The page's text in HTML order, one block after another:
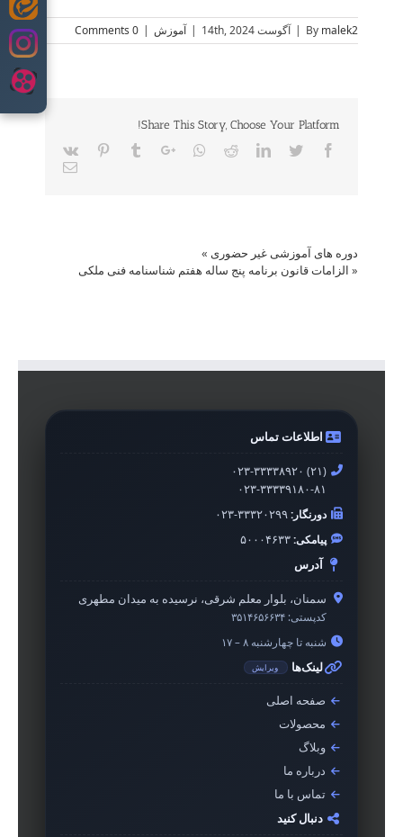
to
content
By malek2
| آگوست 14th, 2024 | آموزش |
0 Comments
Share This Story, Choose Your Platform!
Facebook
Twitter
LinkedIn
Reddit
Whatsapp
Google+
Tumblr
Pinterest
Vk
Email
دوره های آموزشی غیر حضوری »
« الزامات قانون برنامه پنج ساله هفتم شناسنامه فنی ملکی
اطلاعات تماس
۰۲۳-۳۳۳۳۸۹۲۰ (۲۱)
۰۲۳-۳۳۳۳۹۱۸۰-۸۱
دورنگار:۰۲۳-۳۳۳۲۰۲۹۹
پیامکی:۵۰۰۰۴۶۳۳
آدرس
سمنان، بلوار معلم شرقی، نرسیده به میدان مطهری
کدپستی: ۳۵۱۴۶۵۶۶۳۴
شنبه تا چهارشنبه ۸ – ۱۷
لینک‌ها ویرایش
صفحه اصلی
محصولات
وبلاگ
درباره ما
تماس با ما
دنبال کنید